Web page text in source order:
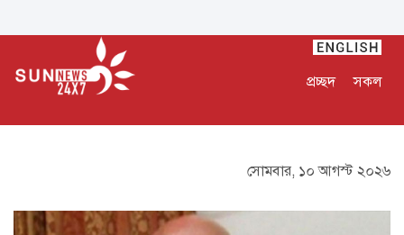
প্রচ্ছদ সকল
সোমবার, ১০ আগস্ট ২০২৬